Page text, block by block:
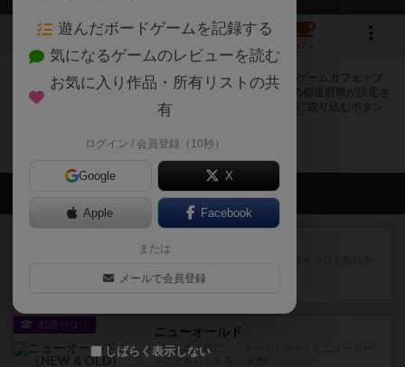
1 1
カフェ
パーティ・パンダ・パイレーツで遊ぶことができるボードゲームカフェ・プ
レイスペースが0店登録されています。公開プロフィールの都道府県が設定さ
れたアカウントでログインすると、同じ都道府県内の店舗に絞り込むボタン
会員の新しい投稿
街コロ通
など、少しの違いはあるけれ...
戦略やコツ ニューオールド
ゲーム終了時に、「オールドカードとニューカー
ドのどちらもある」 状態に...
遊んだボードゲームを記録する
気になるゲームのレビューを読む
お気に入り作品・所有リストの共
有
ログイン / 会員登録（10秒）
Google X
Apple Facebook
または
メールで会員登録
しばらく表示しない